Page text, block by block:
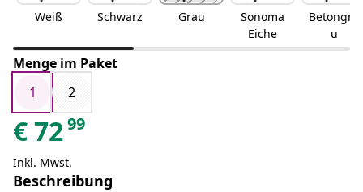
Weiß Schwarz Grau
Sonoma
Eiche
Betongra
u
Menge im Paket
1
2
€7299
Inkl. Mwst.
Beschreibung